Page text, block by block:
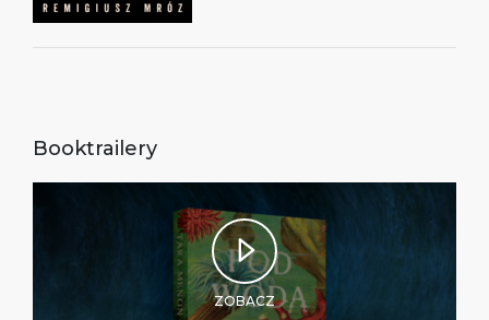
Booktrailery
ZOBACZ